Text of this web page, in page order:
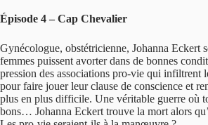
Épisode 4 – Cap Chevalier
Gynécologue, obstétricienne, Johanna Eckert
femmes puissent avorter dans de bonnes
pression des associations pro-vie qui infiltrent
pour faire jouer leur clause de conscience et
plus en plus difficile. Une véritable guerre où
bons… Johanna Eckert trouve la mort alors